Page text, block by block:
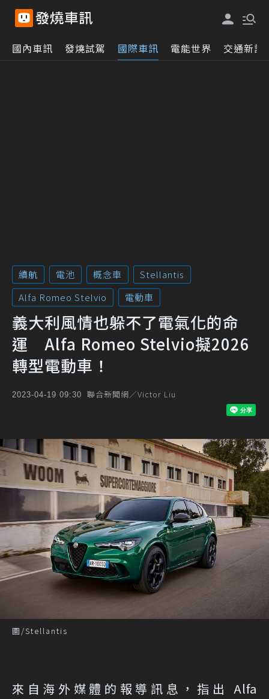
國內車訊 發燒試駕 國際車訊 電能世界 交通新訊
續航 電池 概念車
Stellantis
Alfa Romeo Stelvio
電動車
義大利風情也躲不了電氣化的命
運 Alfa Romeo Stelvio擬2026
轉型電動車！
2023-04-19 09:30 聯合新聞網／Victor Liu
圖/Stellantis
來自海外媒體的報導訊息，指出 Alfa